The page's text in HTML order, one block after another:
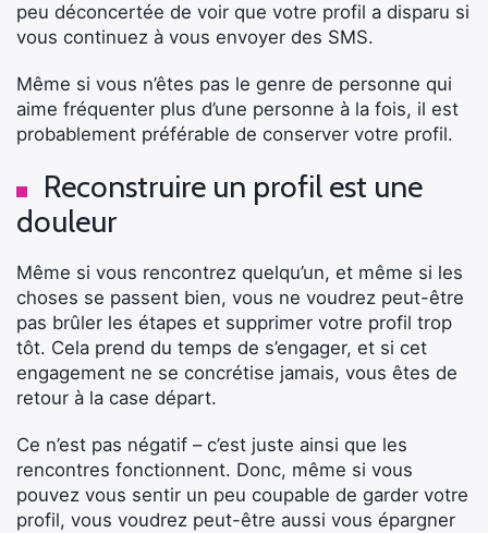
peu déconcertée de voir que votre profil a disparu si
vous continuez à vous envoyer des SMS.
Même si vous n’êtes pas le genre de personne qui
aime fréquenter plus d’une personne à la fois, il est
probablement préférable de conserver votre profil.
Reconstruire un profil est une
douleur
Même si vous rencontrez quelqu’un, et même si les
choses se passent bien, vous ne voudrez peut-être
pas brûler les étapes et supprimer votre profil trop
tôt. Cela prend du temps de s’engager, et si cet
engagement ne se concrétise jamais, vous êtes de
retour à la case départ.
Ce n’est pas négatif – c’est juste ainsi que les
rencontres fonctionnent. Donc, même si vous
pouvez vous sentir un peu coupable de garder votre
profil, vous voudrez peut-être aussi vous épargner